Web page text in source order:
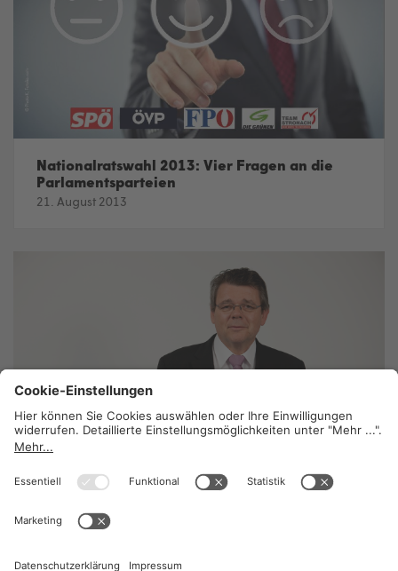
Nationalratswahl 2013: Vier Fragen an die
Parlamentsparteien
21. August 2013
Kommentar: Eins und eins ist drei – Ein
20. August 2013